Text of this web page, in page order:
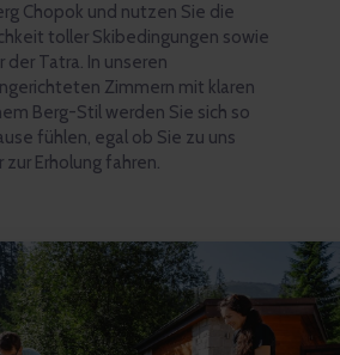
Chopok und nutzen Sie die
toller Skibedingungen sowie
der Tatra. In unseren
Zimmern mit klaren
Berg-Stil werden Sie sich so
fühlen, egal ob Sie zu uns
Erholung fahren.